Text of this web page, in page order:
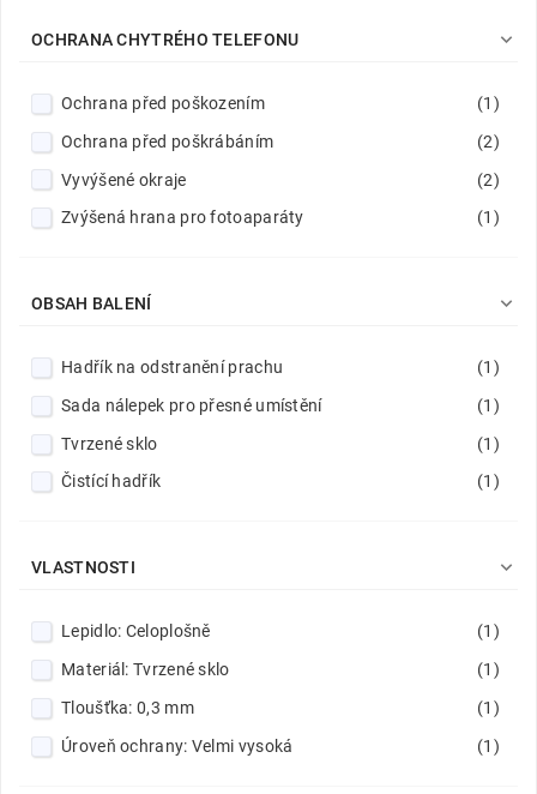
OCHRANA CHYTRÉHO TELEFONU 
Ochrana před poškozením
(1)
Ochrana před poškrábáním
(2)
Vyvýšené okraje
(2)
Zvýšená hrana pro fotoaparáty
(1)
OBSAH BALENÍ 
Hadřík na odstranění prachu
(1)
Sada nálepek pro přesné umístění
(1)
Tvrzené sklo
(1)
Čistící hadřík
(1)
VLASTNOSTI 
Lepidlo: Celoplošně
(1)
Materiál: Tvrzené sklo
(1)
Tloušťka: 0,3 mm
(1)
Úroveň ochrany: Velmi vysoká
(1)